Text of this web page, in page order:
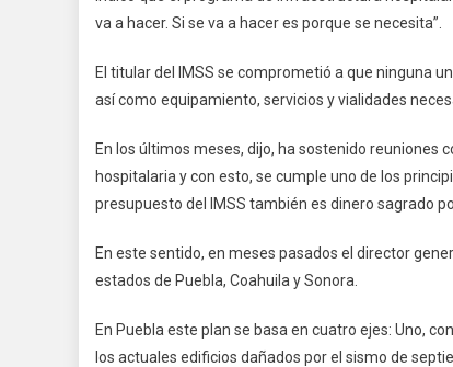
va a hacer. Si se va a hacer es porque se necesita”.
El titular del IMSS se comprometió a que ninguna
así como equipamiento, servicios y vialidades
En los últimos meses, dijo, ha sostenido
hospitalaria y con esto, se cumple uno de los
presupuesto del IMSS también es dinero sagrado
En este sentido, en meses pasados el director
estados de Puebla, Coahuila y Sonora.
En Puebla este plan se basa en cuatro ejes: Uno,
los actuales edificios dañados por el sismo de